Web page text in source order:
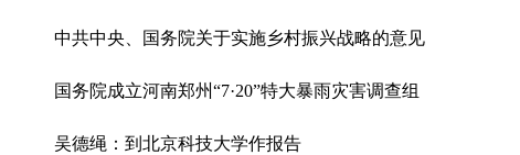
中共中央、国务院关于实施乡村振兴战略的意见
国务院成立河南郑州“7·20”特大暴雨灾害调查组
吴德绳：到北京科技大学作报告